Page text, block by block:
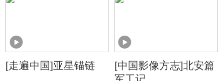
[走遍中国]亚星锚链
[中国影像方志]北安篇